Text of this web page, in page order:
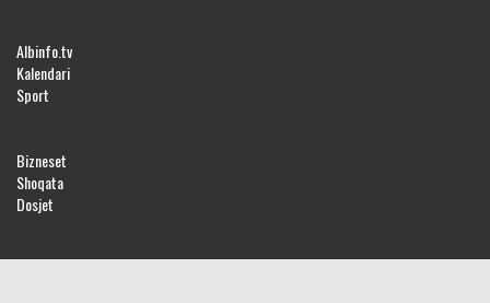
Albinfo.tv
Kalendari
Sport
Bizneset
Shoqata
Dosjet